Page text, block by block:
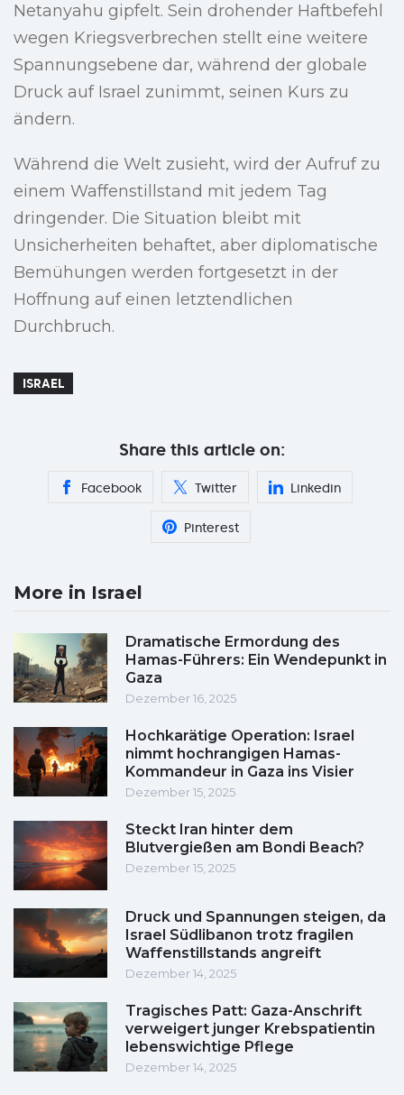
Netanyahu gipfelt. Sein drohender Haftbefehl
wegen Kriegsverbrechen stellt eine weitere
Spannungsebene dar, während der globale
Druck auf Israel zunimmt, seinen Kurs zu
ändern.
Während die Welt zusieht, wird der Aufruf zu
einem Waffenstillstand mit jedem Tag
dringender. Die Situation bleibt mit
Unsicherheiten behaftet, aber diplomatische
Bemühungen werden fortgesetzt in der
Hoffnung auf einen letztendlichen
Durchbruch.
ISRAEL
Share this article on:
Facebook Twitter Linkedin
Pinterest
More in Israel
Dramatische Ermordung des
Hamas-Führers: Ein Wendepunkt in
Gaza
Dezember 16, 2025
Hochkarätige Operation: Israel
nimmt hochrangigen Hamas-
Kommandeur in Gaza ins Visier
Dezember 15, 2025
Steckt Iran hinter dem
Blutvergießen am Bondi Beach?
Dezember 15, 2025
Druck und Spannungen steigen, da
Israel Südlibanon trotz fragilen
Waffenstillstands angreift
Dezember 14, 2025
Tragisches Patt: Gaza-Anschrift
verweigert junger Krebspatientin
lebenswichtige Pflege
Dezember 14, 2025